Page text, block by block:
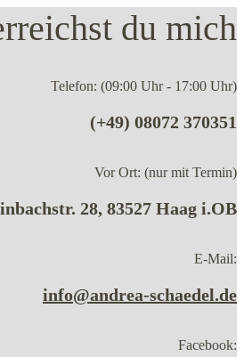
du mich
Telefon: (09:00 Uhr - 17:00 Uhr)
(+49) 08072 370351
Vor Ort: (nur mit Termin)
28, 83527 Haag i.OB
E-Mail:
info@andrea-schaedel.de
Facebook: